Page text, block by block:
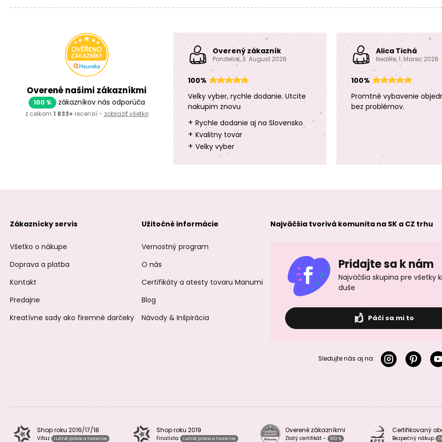
Overené našimi zákazníkmi
100 % zákazníkov nás odporúča
z celkom 1 833+ recenzií - zobraziť všetko
Overený zákazník
Pondelok, 3. August 2026
100%
Velky vyber, rychle dodanie. Utcite
nakupim znovu
+ Rychle dodanie aj na Slovensko
+ Kvalitny tovar
+ Velky vyber
Alica Tichá
Neděle, 1. Marec 2026
100%
Promtné vybavenie
bez problémov.
Zákaznícky servis
Všetko o nákupe
Doprava a platba
Kontakt
Predajne
Kreatívne sady ako firemné darčeky
Užitočné informácie
Vernostný program
O nás
Certifikáty a atesty tovaru Manumi
Blog
Návody & Inšpirácia
Najväčšia tvorivá komunita na SK a CZ trhu
Pridajte sa k nám
Najväčšia skupina pre všetky
duše
Páči sa mi to
Sledujte nás aj na:
Shop roku 2016/17/18
Víťaz ručné práce a tvorenie
Shop roku 2019
Finalista ručné práce a tvorenie
Overené zákazníkmi
Zlatý certifikát - 100 %
Certifikovaný
Bezpečný nákup